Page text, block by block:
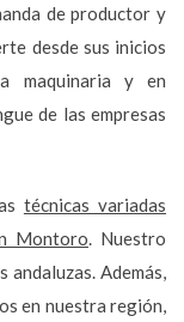
de productor y
desde sus inicios
maquinaria y en
de las empresas
técnicas variadas
Montoro. Nuestro
Además,
en nuestra región,